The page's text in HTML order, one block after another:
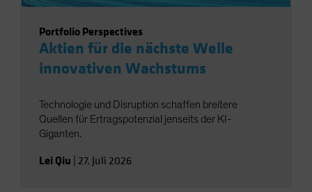
Portfolio Perspectives
Aktien für die nächste Welle
innovativen Wachstums
Technologie und Disruption schaffen breitere
Quellen für Ertragspotenzial jenseits der KI-
Giganten.
Lei Qiu 27. Juli 2026